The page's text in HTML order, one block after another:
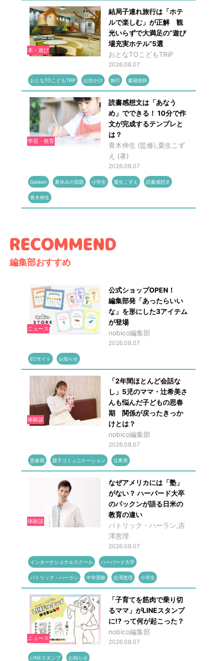
本・遊び
結局子連れ旅行は「ホテ
ルで楽しむ」が正解 観
光いらずで大満足の“遊び
場充実ホテル”5選
おとなTOこどもTRiP
2026.08.07
おとなTOこどもTRiP お出かけ 旅行 書籍抜粋
学習・教育
読書感想文は「あなう
め」でできる！ 10分で作
文が完成するテンプレと
は？
青木伸生 (監修),粟生こず
え (著)
2026.08.07
Gakken 夏休みの宿題 小学生 粟生こずえ 読書感想文
青木伸生
編集部おすすめ
ニュース
公式ショップOPEN！
編集部発「あったらいい
な」を形にした3アイテム
が登場
nobico編集部
2026.08.07
ECサイト お知らせ
体験談
「2年間ほとんど会話な
し」5児のママ・辻希美さ
んも悩んだ子どもの思春
期 関係が戻ったきっか
けとは？
nobico編集部
2026.08.07
思春期 親子コミュニケーション 辻希美
体験談
なぜアメリカには「塾」
がない？ ハーバード大卒
のパックンが語る日米の
教育の違い
パトリック・ハーラン,吉
澤恵理
2026.08.07
インターナショナルスクール ハーバード大学
パトリック・ハーラン 中学受験 吉澤恵理 小学生
ニュース
「子育てを筋肉で乗り切
るママ」がLINEスタンプ
に!? って何が起こった？
nobico編集部
2026.08.07
LINEスタンプ お知らせ